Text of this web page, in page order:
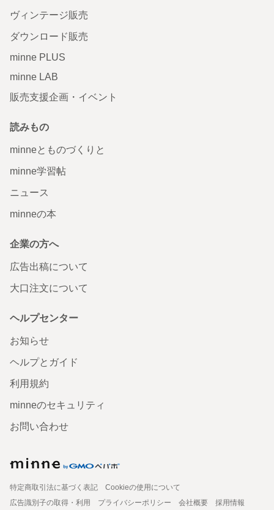
ヴィンテージ販売
ダウンロード販売
minne PLUS
minne LAB
販売支援企画・イベント
読みもの
minneとものづくりと
minne学習帖
ニュース
minneの本
企業の方へ
広告出稿について
大口注文について
ヘルプセンター
お知らせ
ヘルプとガイド
利用規約
minneのセキュリティ
お問い合わせ
特定商取引法に基づく表記
Cookieの使用について
広告識別子の取得・利用
プライバシーポリシー 会社概要
採用情報